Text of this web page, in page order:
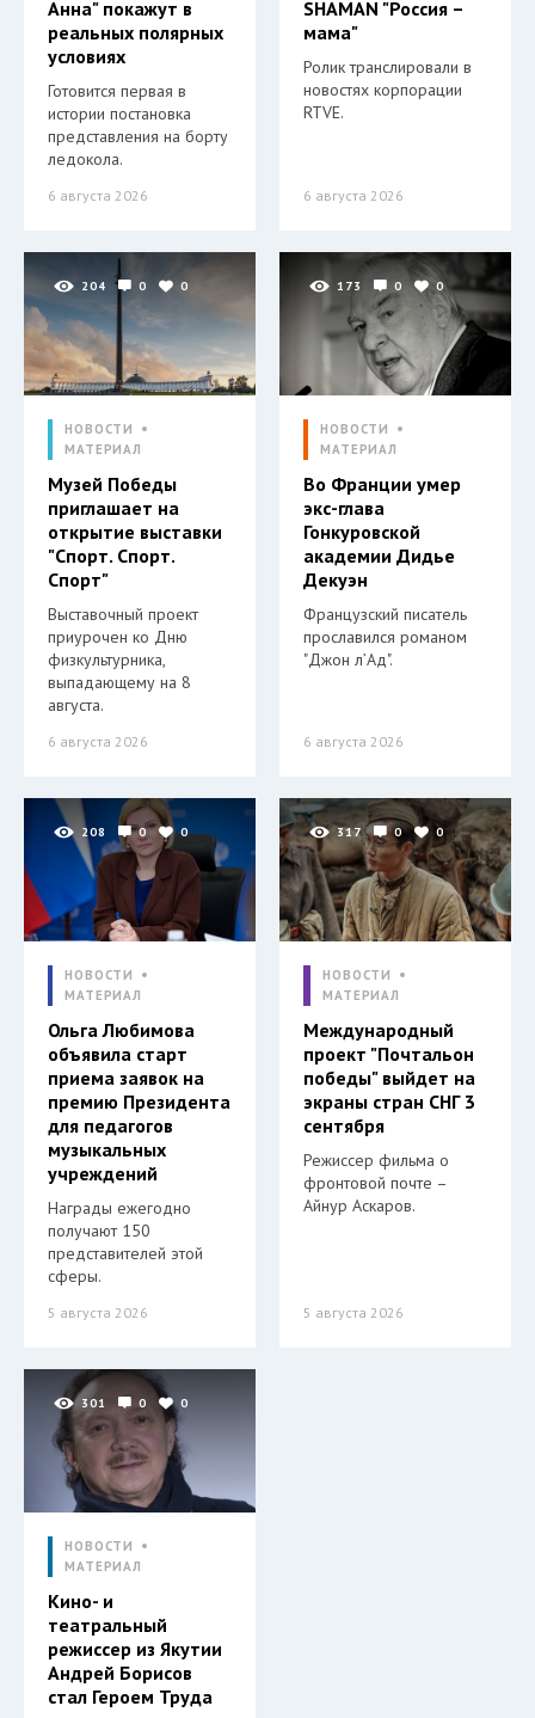
Анна" покажут в
реальных полярных
условиях
Готовится первая в
истории постановка
представления на борту
ледокола.
6 августа 2026
SHAMAN "Россия –
мама"
Ролик транслировали в
новостях корпорации
RTVE.
6 августа 2026
204 0 0
НОВОСТИ
МАТЕРИАЛ
Музей Победы
приглашает на
открытие выставки
"Спорт. Спорт.
Спорт"
Выставочный проект
приурочен ко Дню
физкультурника,
выпадающему на 8
августа.
6 августа 2026
173 0 0
НОВОСТИ
МАТЕРИАЛ
Во Франции умер
экс-глава
Гонкуровской
академии Дидье
Декуэн
Французский писатель
прославился романом
"Джон л’Ад".
6 августа 2026
208 0 0
НОВОСТИ
МАТЕРИАЛ
Ольга Любимова
объявила старт
приема заявок на
премию Президента
для педагогов
музыкальных
учреждений
Награды ежегодно
получают 150
представителей этой
сферы.
5 августа 2026
317 0 0
НОВОСТИ
МАТЕРИАЛ
Международный
проект "Почтальон
победы" выйдет на
экраны стран СНГ 3
сентября
Режиссер фильма о
фронтовой почте –
Айнур Аскаров.
5 августа 2026
301 0 0
НОВОСТИ
МАТЕРИАЛ
Кино- и
театральный
режиссер из Якутии
Андрей Борисов
стал Героем Труда